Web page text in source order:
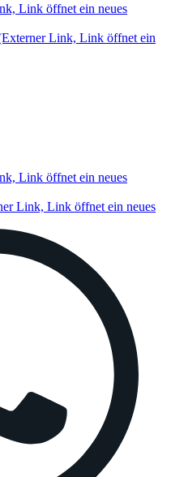
Link öffnet ein neues
Link, Link öffnet ein
Link öffnet ein neues
Link, Link öffnet ein neues